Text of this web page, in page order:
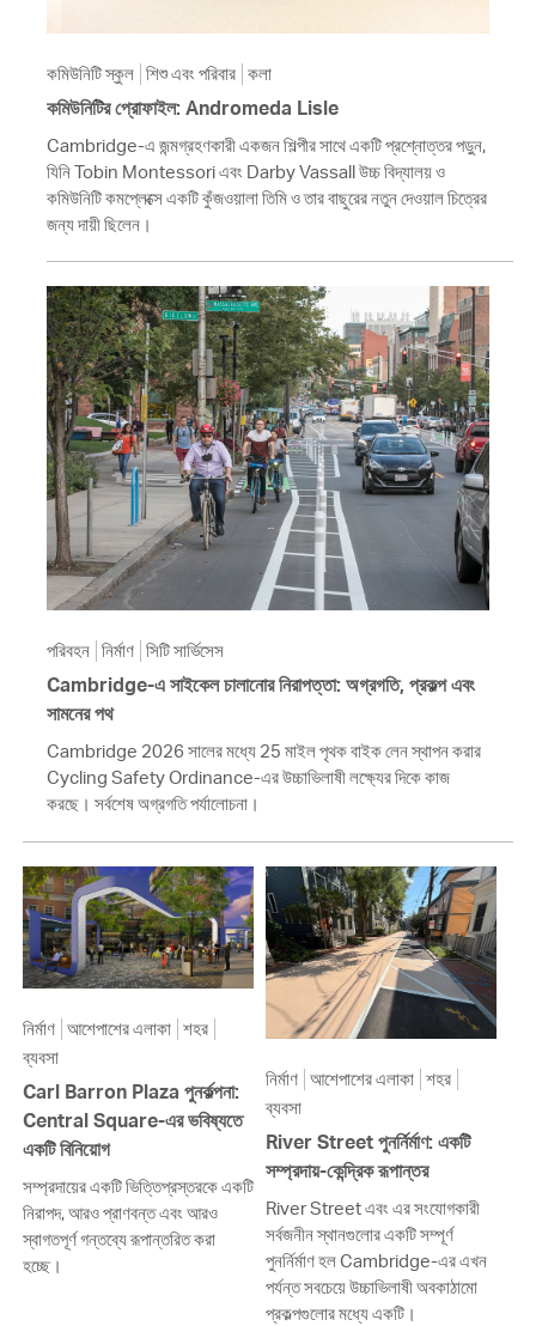
কমিউনিটি স্কুল শিশু এবং পরিবার কলা
কমিউনিটির প্রোফাইল: Andromeda Lisle
Cambridge-এ জন্মগ্রহণকারী একজন শিল্পীর সাথে একটি প্রশ্নোত্তর পড়ুন,
যিনি Tobin Montessori এবং Darby Vassall উচ্চ বিদ্যালয় ও
কমিউনিটি কমপ্লেক্সে একটি কুঁজওয়ালা তিমি ও তার বাছুরের নতুন দেওয়াল চিত্রের
জন্য দায়ী ছিলেন।
পরিবহন নির্মাণ সিটি সার্ভিসেস
Cambridge-এ সাইকেল চালানোর নিরাপত্তা: অগ্রগতি, প্রকল্প এবং
সামনের পথ
Cambridge 2026 সালের মধ্যে 25 মাইল পৃথক বাইক লেন স্থাপন করার
Cycling Safety Ordinance-এর উচ্চাভিলাষী লক্ষ্যের দিকে কাজ
করছে। সর্বশেষ অগ্রগতি পর্যালোচনা।
নির্মাণ আশেপাশের এলাকা শহর
ব্যবসা
Carl Barron Plaza পুনর্কল্পনা:
Central Square-এর ভবিষ্যতে
একটি বিনিয়োগ
সম্প্রদায়ের একটি ভিত্তিপ্রস্তরকে একটি
নিরাপদ, আরও প্রাণবন্ত এবং আরও
স্বাগতপূর্ণ গন্তব্যে রূপান্তরিত করা
হচ্ছে।
নির্মাণ আশেপাশের এলাকা শহর
ব্যবসা
River Street পুনর্নির্মাণ: একটি
সম্প্রদায়-কেন্দ্রিক রূপান্তর
River Street এবং এর সংযোগকারী
সর্বজনীন স্থানগুলোর একটি সম্পূর্ণ
পুনর্নির্মাণ হল Cambridge-এর এখন
পর্যন্ত সবচেয়ে উচ্চাভিলাষী অবকাঠামো
প্রকল্পগুলোর মধ্যে একটি।